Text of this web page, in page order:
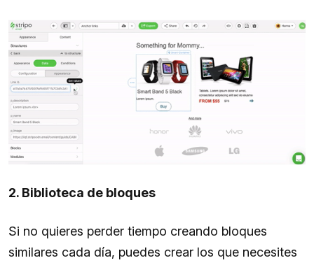
2. Biblioteca de bloques
Si no quieres perder tiempo creando bloques
similares cada día, puedes crear los que necesites